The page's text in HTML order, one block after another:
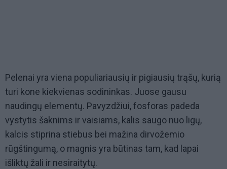
Pelenai yra viena populiariausių ir pigiausių trąšų, kurią
turi kone kiekvienas sodininkas. Juose gausu
naudingų elementų. Pavyzdžiui, fosforas padeda
vystytis šaknims ir vaisiams, kalis saugo nuo ligų,
kalcis stiprina stiebus bei mažina dirvožemio
rūgštingumą, o magnis yra būtinas tam, kad lapai
išliktų žali ir nesiraitytų.